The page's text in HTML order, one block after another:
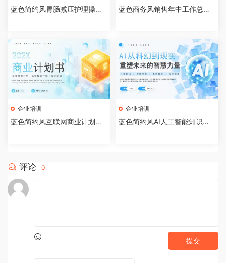
蓝色简约风胃肠减压护理操作P
蓝色商务风销售年中工作总结P
企业培训
蓝色简约风互联网商业计划书P
企业培训
蓝色简约风AI人工智能知识科
评论 0
提交